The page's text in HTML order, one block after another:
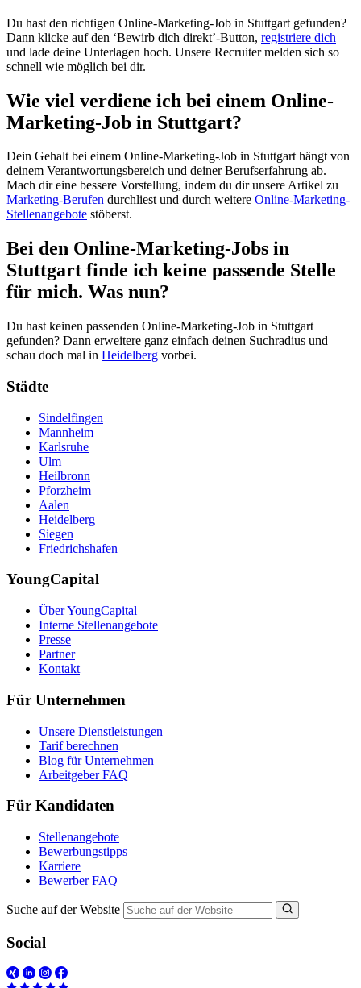
Du hast den richtigen Online-Marketing-Job in Stuttgart gefunden?
Dann klicke auf den ‘Bewirb dich direkt’-Button, registriere dich
und lade deine Unterlagen hoch. Unsere Recruiter melden sich so
schnell wie möglich bei dir.
Wie viel verdiene ich bei einem Online-
Marketing-Job in Stuttgart?
Dein Gehalt bei einem Online-Marketing-Job in Stuttgart hängt von
deinem Verantwortungsbereich und deiner Berufserfahrung ab.
Mach dir eine bessere Vorstellung, indem du dir unsere Artikel zu
Marketing-Berufen durchliest und durch weitere Online-Marketing-
Stellenangebote stöberst.
Bei den Online-Marketing-Jobs in
Stuttgart finde ich keine passende Stelle
für mich. Was nun?
Du hast keinen passenden Online-Marketing-Job in Stuttgart
gefunden? Dann erweitere ganz einfach deinen Suchradius und
schau doch mal in Heidelberg vorbei.
Städte
Sindelfingen
Mannheim
Karlsruhe
Ulm
Heilbronn
Pforzheim
Aalen
Heidelberg
Siegen
Friedrichshafen
YoungCapital
Über YoungCapital
Interne Stellenangebote
Presse
Partner
Kontakt
Für Unternehmen
Unsere Dienstleistungen
Tarif berechnen
Blog für Unternehmen
Arbeitgeber FAQ
Für Kandidaten
Stellenangebote
Bewerbungstipps
Karriere
Bewerber FAQ
Suche auf der Website
Social